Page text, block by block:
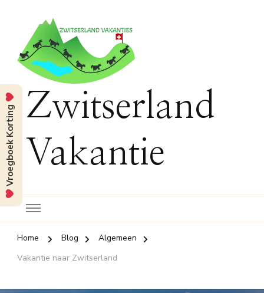
Zwitserland
Vakantie
Home Blog
Algemeen
Vakantie naar Zwitserland
Vroegboek Korting